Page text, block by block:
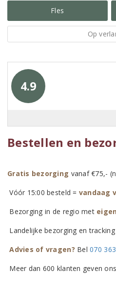
Fles
Op
4.9
Bestellen en
Gratis bezorging vanaf €75,-
Vóór 15:00 besteld = vandaag
Bezorging in de regio met
Landelijke bezorging en
Advies of vragen? Bel070
Meer dan 600 klanten geven